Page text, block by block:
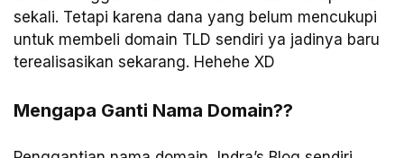
sekali. Tetapi karena dana yang belum mencukupi
untuk membeli domain TLD sendiri ya jadinya baru
terealisasikan sekarang. Hehehe XD
Mengapa Ganti Nama Domain??